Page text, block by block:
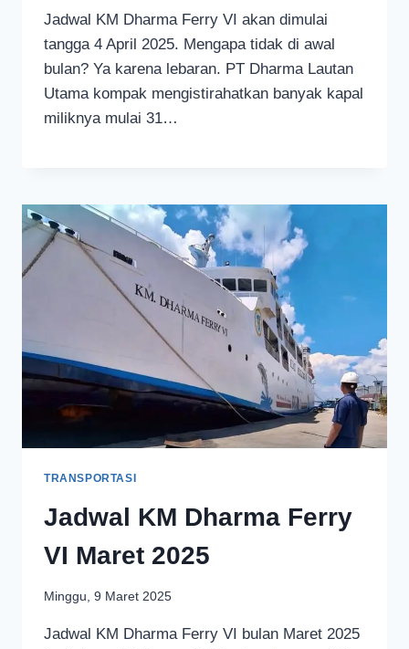
Jadwal KM Dharma Ferry VI akan dimulai
tangga 4 April 2025. Mengapa tidak di awal
bulan? Ya karena lebaran. PT Dharma Lautan
Utama kompak mengistirahatkan banyak kapal
miliknya mulai 31…
TRANSPORTASI
Jadwal KM Dharma Ferry
VI Maret 2025
Minggu, 9 Maret 2025
Jadwal KM Dharma Ferry VI bulan Maret 2025